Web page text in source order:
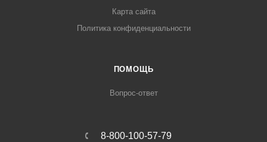
Карта сайта
Политика конфиденциальности
ПОМОЩЬ
Вопрос-ответ
8-800-100-57-79